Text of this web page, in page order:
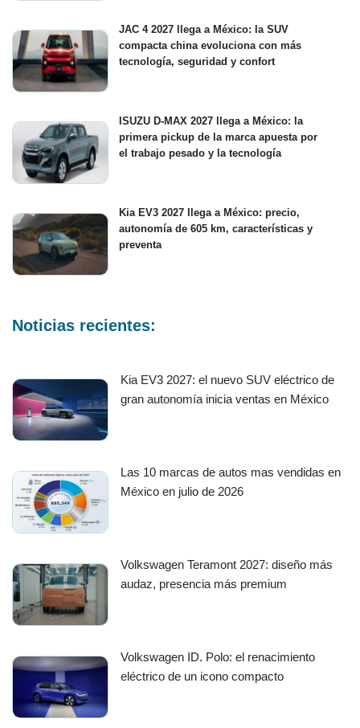
JAC 4 2027 llega a México: la SUV
compacta china evoluciona con más
tecnología, seguridad y confort
ISUZU D-MAX 2027 llega a México: la
primera pickup de la marca apuesta por
el trabajo pesado y la tecnología
Kia EV3 2027 llega a México: precio,
autonomía de 605 km, características y
preventa
Noticias recientes:
Kia EV3 2027: el nuevo SUV eléctrico de
gran autonomía inicia ventas en México
Las 10 marcas de autos mas vendidas en
México en julio de 2026
Volkswagen Teramont 2027: diseño más
audaz, presencia más premium
Volkswagen ID. Polo: el renacimiento
eléctrico de un icono compacto